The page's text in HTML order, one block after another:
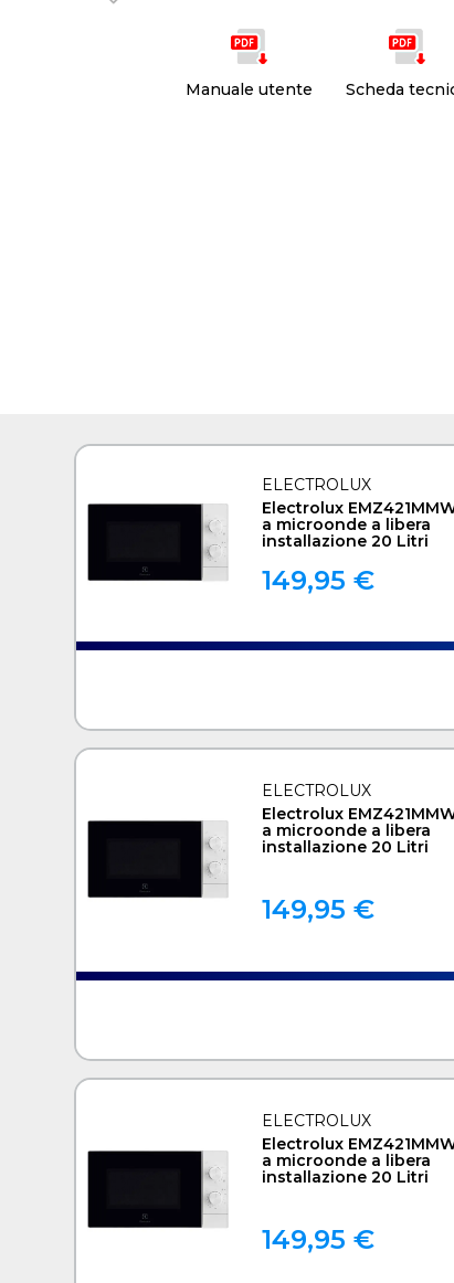
Manuale utente Scheda
ELECTROLUX
Electrolux
a microonde a libera
installazione 20 Litri
149,95 €
ELECTROLUX
Electrolux
a microonde a libera
installazione 20 Litri
149,95 €
ELECTROLUX
Electrolux
a microonde a libera
installazione 20 Litri
149,95 €